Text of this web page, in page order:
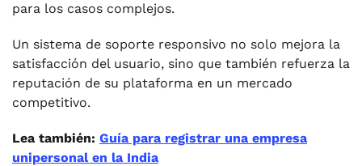
para los casos complejos.
Un sistema de soporte responsivo no solo mejora la
satisfacción del usuario, sino que también refuerza la
reputación de su plataforma en un mercado
competitivo.
Lea también: Guía para registrar una empresa
unipersonal en la India